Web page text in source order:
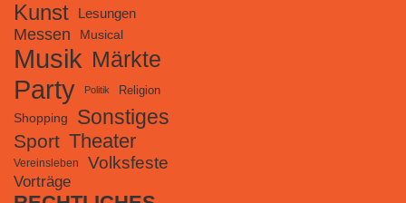
Kunst Lesungen
Messen Musical
Musik Märkte
Party Politik Religion
Shopping Sonstiges
Sport Theater
Vereinsleben Volksfeste
Vorträge